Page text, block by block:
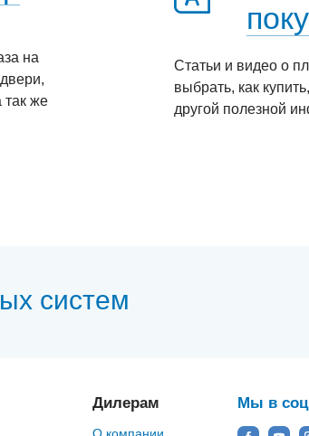
на
так же
Статьи и видео о
выбрать, как
другой полезной
систем
Дилерам Мы в